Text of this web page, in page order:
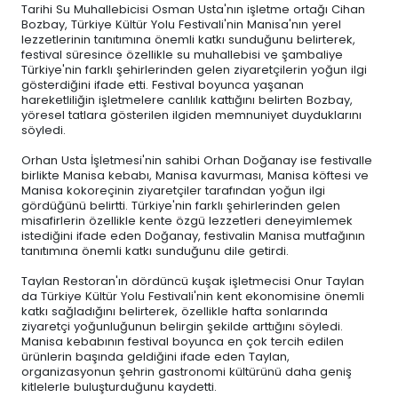
Tarihi Su Muhallebicisi Osman Usta'nın işletme ortağı Cihan
Bozbay, Türkiye Kültür Yolu Festivali'nin Manisa'nın yerel
lezzetlerinin tanıtımına önemli katkı sunduğunu belirterek,
festival süresince özellikle su muhallebisi ve şambaliye
Türkiye'nin farklı şehirlerinden gelen ziyaretçilerin yoğun ilgi
gösterdiğini ifade etti. Festival boyunca yaşanan
hareketliliğin işletmelere canlılık kattığını belirten Bozbay,
yöresel tatlara gösterilen ilgiden memnuniyet duyduklarını
söyledi.
Orhan Usta İşletmesi'nin sahibi Orhan Doğanay ise festivalle
birlikte Manisa kebabı, Manisa kavurması, Manisa köftesi ve
Manisa kokoreçinin ziyaretçiler tarafından yoğun ilgi
gördüğünü belirtti. Türkiye'nin farklı şehirlerinden gelen
misafirlerin özellikle kente özgü lezzetleri deneyimlemek
istediğini ifade eden Doğanay, festivalin Manisa mutfağının
tanıtımına önemli katkı sunduğunu dile getirdi.
Taylan Restoran'ın dördüncü kuşak işletmecisi Onur Taylan
da Türkiye Kültür Yolu Festivali'nin kent ekonomisine önemli
katkı sağladığını belirterek, özellikle hafta sonlarında
ziyaretçi yoğunluğunun belirgin şekilde arttığını söyledi.
Manisa kebabının festival boyunca en çok tercih edilen
ürünlerin başında geldiğini ifade eden Taylan,
organizasyonun şehrin gastronomi kültürünü daha geniş
kitlelerle buluşturduğunu kaydetti.